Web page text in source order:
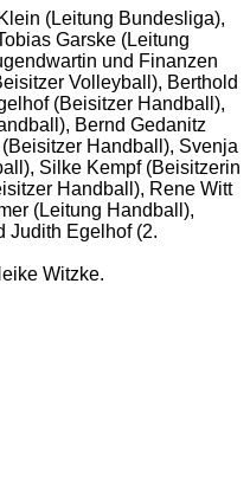
(Leitung Bundesliga),
Garske (Leitung
und Finanzen
Volleyball), Berthold
(Beisitzer Handball),
Bernd Gedanitz
Handball), Svenja
Silke Kempf (Beisitzerin
Handball), Rene Witt
(Leitung Handball),
Judith Egelhof (2.
Witzke.